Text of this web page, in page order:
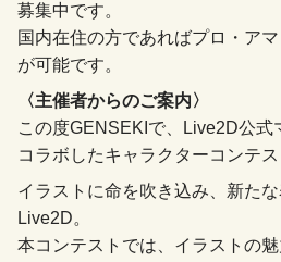
募集中です。
国内在住の方であればプロ・ア
が可能です。
〈主催者からのご案内〉
この度GENSEKIで、Live2D公式
コラボしたキャラクターコンテス
イラストに命を吹き込み、新た
Live2D。
本コンテストでは、イラストの